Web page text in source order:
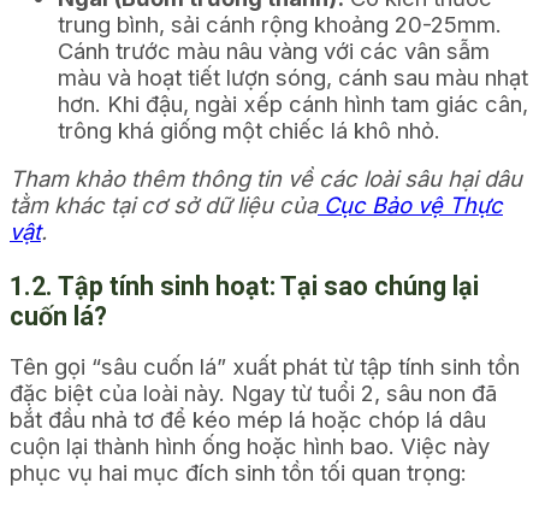
trung bình, sải cánh rộng khoảng 20-25mm.
Cánh trước màu nâu vàng với các vân sẫm
màu và hoạt tiết lượn sóng, cánh sau màu nhạt
hơn. Khi đậu, ngài xếp cánh hình tam giác cân,
trông khá giống một chiếc lá khô nhỏ.
Tham khảo thêm thông tin về các loài sâu hại dâu
tằm khác tại cơ sở dữ liệu của Cục Bảo vệ Thực
vật.
1.2. Tập tính sinh hoạt: Tại sao chúng lại
cuốn lá?
Tên gọi “sâu cuốn lá” xuất phát từ tập tính sinh tồn
đặc biệt của loài này. Ngay từ tuổi 2, sâu non đã
bắt đầu nhả tơ để kéo mép lá hoặc chóp lá dâu
cuộn lại thành hình ống hoặc hình bao. Việc này
phục vụ hai mục đích sinh tồn tối quan trọng: